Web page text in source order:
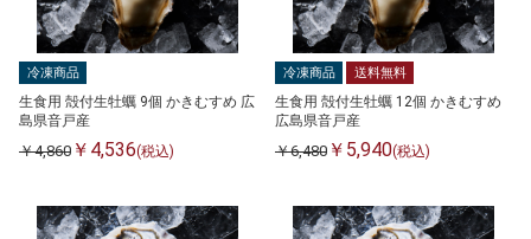
冷凍商品
生食用 殻付生牡蠣 9個 かきむすめ 広
島県音戸産
￥4,860 ￥4,536(税込)
冷凍商品 送料無料
生食用 殻付生牡蠣 12個 かきむすめ
広島県音戸産
￥6,480 ￥5,940(税込)